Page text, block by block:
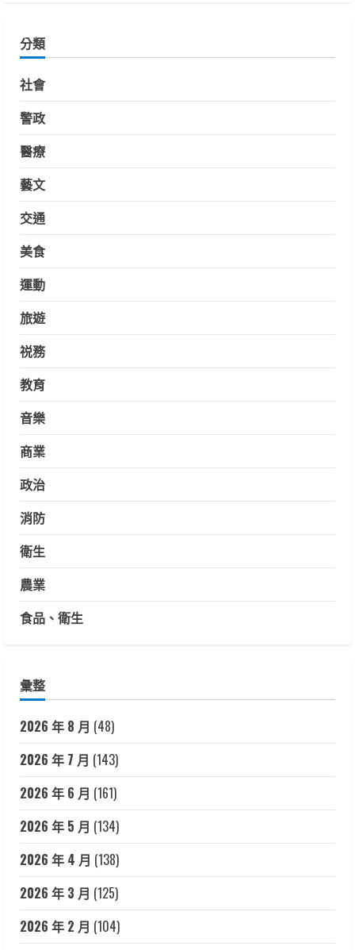
分類
社會
警政
醫療
藝文
交通
美食
運動
旅遊
祱務
教育
音樂
商業
政治
消防
衛生
農業
食品、衛生
彙整
2026 年 8 月 (48)
2026 年 7 月 (143)
2026 年 6 月 (161)
2026 年 5 月 (134)
2026 年 4 月 (138)
2026 年 3 月 (125)
2026 年 2 月 (104)